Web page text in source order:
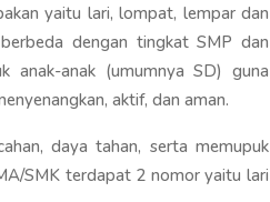
yaitu lari, lompat, lempar dan
dengan tingkat SMP dan
anak-anak (umumnya SD) guna
aktif, dan aman.
daya tahan, serta memupuk
SMK terdapat 2 nomor yaitu lari